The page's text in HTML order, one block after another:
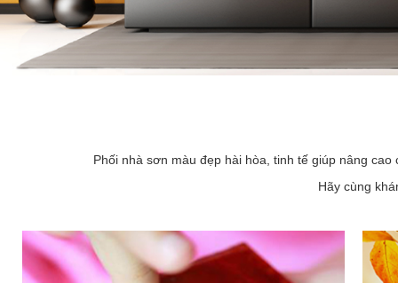
Phối nhà sơn màu đẹp hài hòa, tinh tế giúp nâng
Hãy cùng